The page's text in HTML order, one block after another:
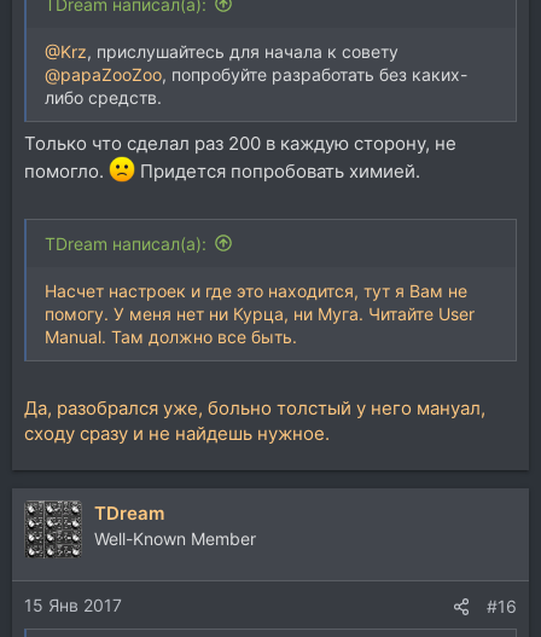
@Krz, прислушайтесь для начала к совету
@papaZooZoo, попробуйте разработать без каких-
либо средств.
Только что сделал раз 200 в каждую сторону, не
помогло.
Придется попробовать химией.
TDream написал(а):
Насчет настроек и где это находится, тут я Вам не
помогу. У меня нет ни Курца, ни Муга. Читайте User
Manual. Там должно все быть.
Да, разобрался уже, больно толстый у него мануал,
сходу сразу и не найдешь нужное.
TDream
Well-Known Member
15 Янв 2017 #16